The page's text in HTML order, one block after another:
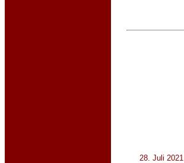
28. Juli 2021